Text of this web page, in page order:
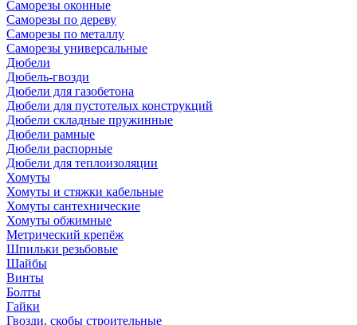
Саморезы оконные
Саморезы по дереву
Саморезы по металлу
Саморезы универсальные
Дюбели
Дюбель-гвозди
Дюбели для газобетона
Дюбели для пустотелых конструкций
Дюбели складные пружинные
Дюбели рамные
Дюбели распорные
Дюбели для теплоизоляции
Хомуты
Хомуты и стяжки кабельные
Хомуты сантехнические
Хомуты обжимные
Метрический крепёж
Шпильки резьбовые
Шайбы
Винты
Болты
Гайки
Гвозди, скобы строительные